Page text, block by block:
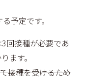
予定です。
回接種が必要であ
ます。
接種を受けるため